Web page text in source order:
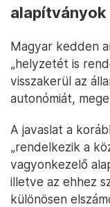
Magyar kedden
„helyzetét is
visszakerül az
autonómiát,
A javaslat a
„rendelkezik a
vagyonkezelő
illetve az ehhez
különösen